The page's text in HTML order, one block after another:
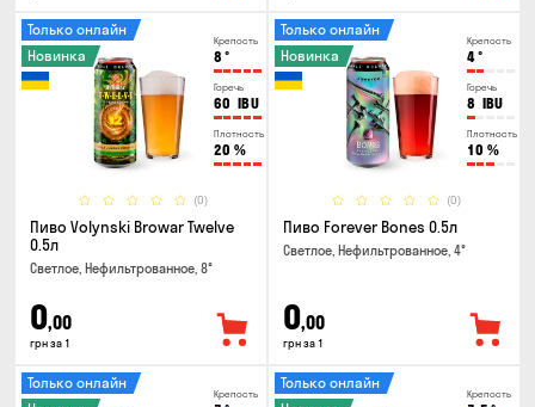
Крепость
8 °
Горечь
60 IBU
Плотность
20 %
(0)
Только онлайн
Новинка
Пиво Volynski Browar Twelve
0.5л
Светлое, Нефильтрованное, 8°
0,00
грн за 1
Крепость
4°
Горечь
8 IBU
Плотность
10 %
(0)
Только онлайн
Новинка
Пиво Forever Bones 0.5л
Светлое, Нефильтрованное, 4°
0,00
грн за 1
Крепость
Только онлайн
Крепость
Только онлайн